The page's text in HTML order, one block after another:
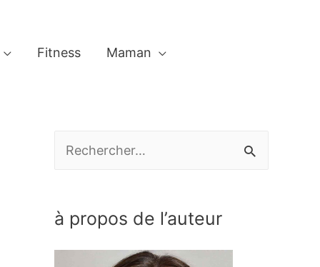
Fitness Maman
h
à propos de l’auteur